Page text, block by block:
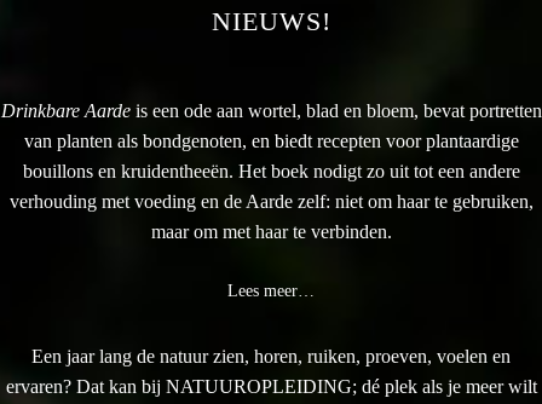
NIEUWS!
Drinkbare Aarde is een ode aan wortel, blad en bloem, bevat portretten
van planten als bondgenoten, en biedt recepten voor plantaardige
bouillons en kruidentheeën. Het boek nodigt zo uit tot een andere
verhouding met voeding en de Aarde zelf: niet om haar te gebruiken,
maar om met haar te verbinden.
Lees meer…
Een jaar lang de natuur zien, horen, ruiken, proeven, voelen en
ervaren? Dat kan bij NATUUROPLEIDING; dé plek als je meer wilt